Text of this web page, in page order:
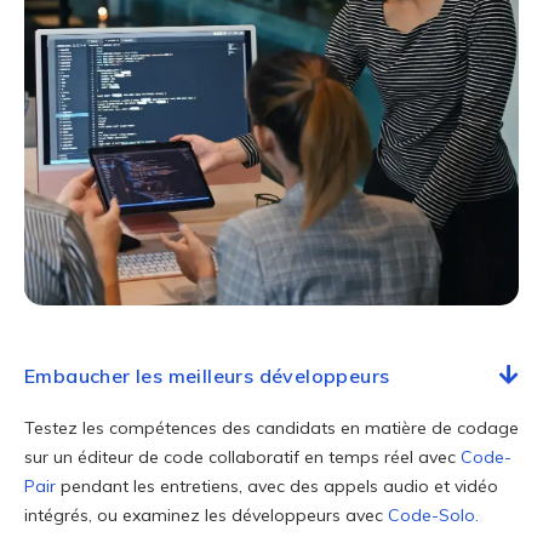
Embaucher les meilleurs développeurs
Testez les compétences des candidats en matière de codage
sur un éditeur de code collaboratif en temps réel avec Code-
Pair pendant les entretiens, avec des appels audio et vidéo
intégrés, ou examinez les développeurs avec Code-Solo.